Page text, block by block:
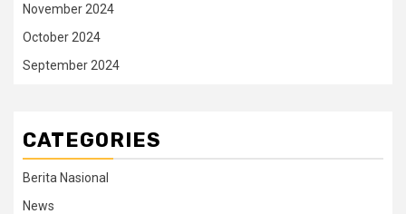
November 2024
October 2024
September 2024
CATEGORIES
Berita Nasional
News